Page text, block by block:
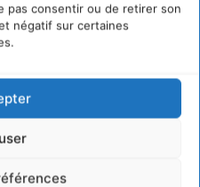
pas consentir ou de retirer son
négatif sur certaines
et sociales en